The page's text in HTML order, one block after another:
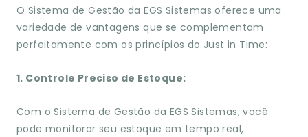
O Sistema de Gestão da EGS Sistemas oferece uma
variedade de vantagens que se complementam
perfeitamente com os princípios do Just in Time:
1. Controle Preciso de Estoque:
Com o Sistema de Gestão da EGS Sistemas, você
pode monitorar seu estoque em tempo real,